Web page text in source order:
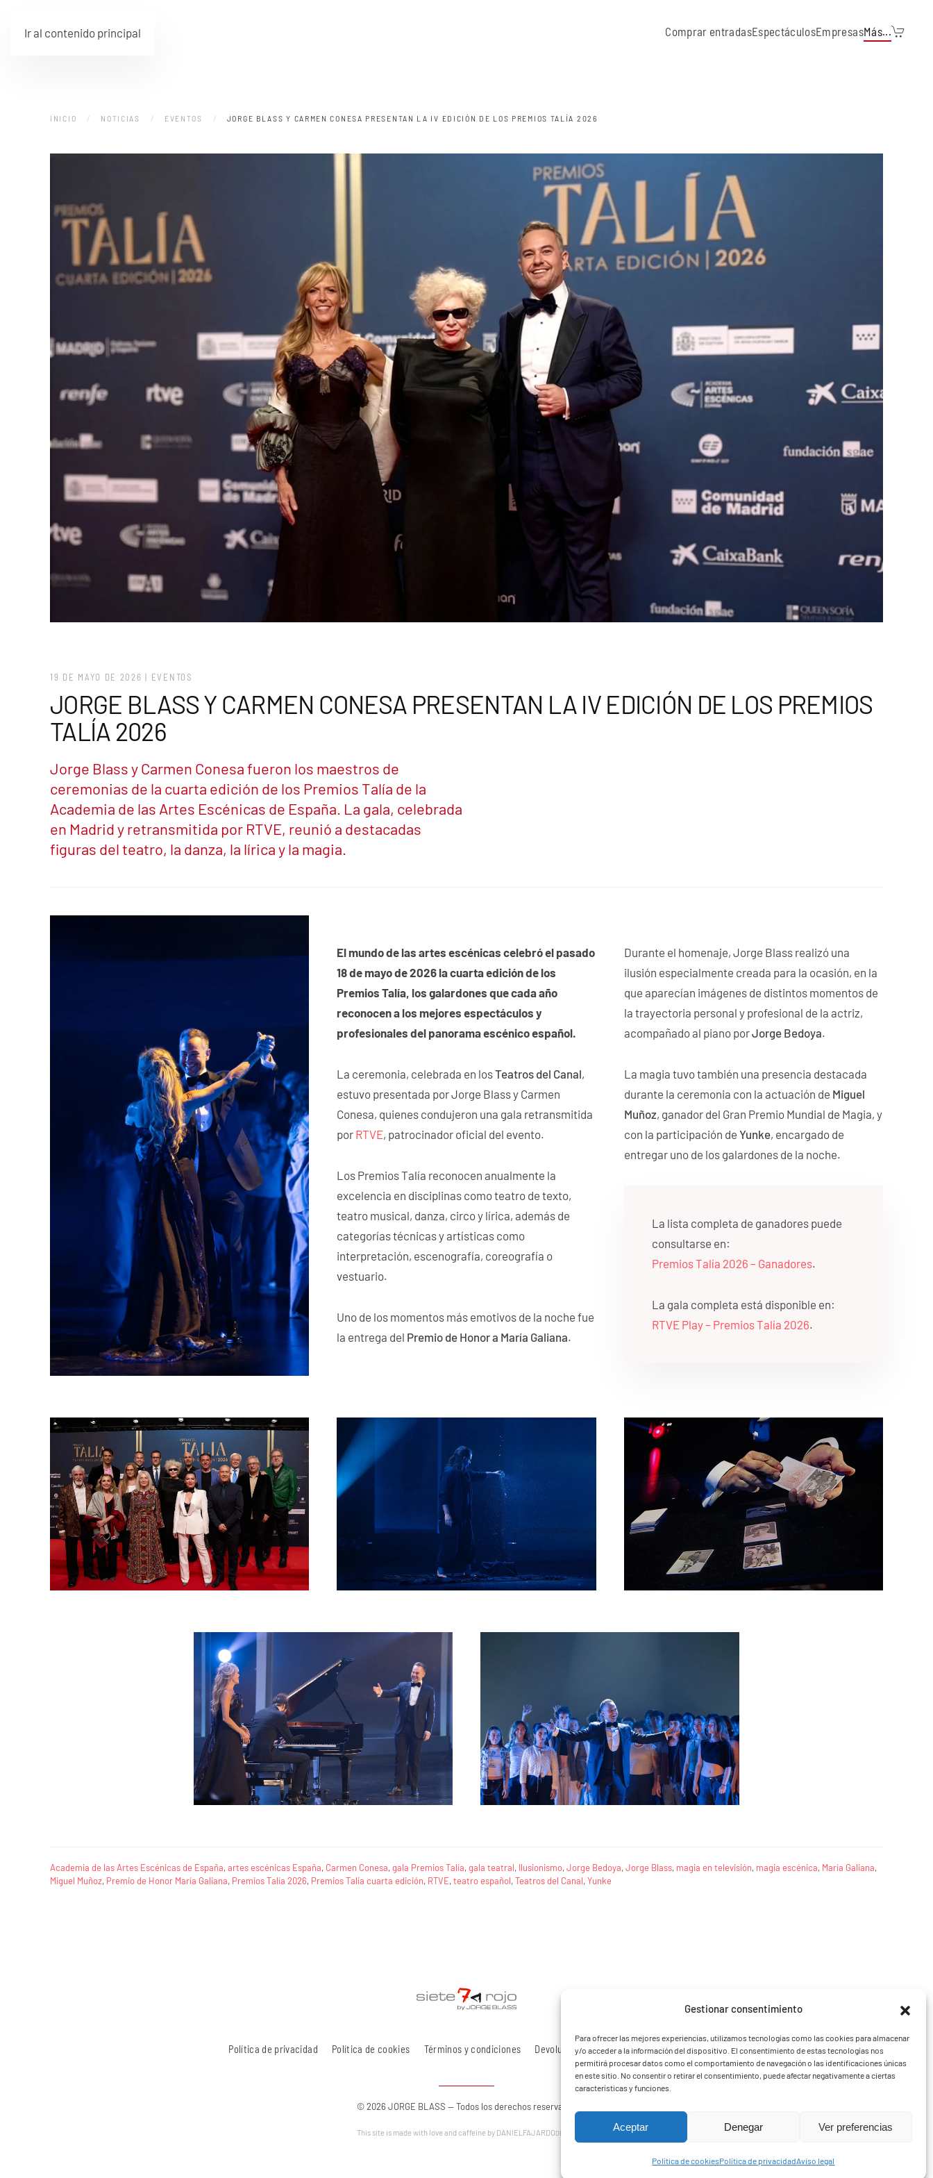
Gestionar consentimiento
Para ofrecer las mejores experiencias, utilizamos tecnologías como las cookies para almacenar
y/o acceder a la información del dispositivo. El consentimiento de estas tecnologías nos
permitirá procesar datos como el comportamiento de navegación o las identificaciones únicas
en este sitio. No consentir o retirar el consentimiento, puede afectar negativamente a ciertas
características y funciones.
Aceptar Denegar Ver preferencias
Política de cookiesPolítica de privacidadAviso legal
Ir al contenido principal Comprar entradasEspectáculosEmpresasMás...
INICIO NOTICIAS EVENTOS JORGE BLASS Y CARMEN CONESA PRESENTAN LA IV EDICIÓN DE LOS PREMIOS TALÍA 2026
19 DE MAYO DE 2026 EVENTOS
JORGE BLASS Y CARMEN CONESA PRESENTAN LA IV EDICIÓN DE LOS PREMIOS
TALÍA 2026
Jorge Blass y Carmen Conesa fueron los maestros de
ceremonias de la cuarta edición de los Premios Talía de la
Academia de las Artes Escénicas de España. La gala, celebrada
en Madrid y retransmitida por RTVE, reunió a destacadas
figuras del teatro, la danza, la lírica y la magia.
El mundo de las artes escénicas celebró el pasado
18 de mayo de 2026 la cuarta edición de los
Premios Talía, los galardones que cada año
reconocen a los mejores espectáculos y
profesionales del panorama escénico español.
La ceremonia, celebrada en losTeatros del Canal,
estuvo presentada por Jorge Blass y Carmen
Conesa, quienes condujeron una gala retransmitida
por RTVE, patrocinador oficial del evento.
Los Premios Talía reconocen anualmente la
excelencia en disciplinas como teatro de texto,
teatro musical, danza, circo y lírica, además de
categorías técnicas y artísticas como
interpretación, escenografía, coreografía o
vestuario.
Uno de los momentos más emotivos de la noche fue
la entrega del Premio de Honor a María Galiana.
Durante el homenaje, Jorge Blass realizó una
ilusión especialmente creada para la ocasión, en la
que aparecían imágenes de distintos momentos de
la trayectoria personal y profesional de la actriz,
acompañado al piano porJorge Bedoya.
La magia tuvo también una presencia destacada
durante la ceremonia con la actuación de Miguel
Muñoz, ganador del Gran Premio Mundial de Magia, y
con la participación de Yunke, encargado de
entregar uno de los galardones de la noche.
La lista completa de ganadores puede
consultarse en:
Premios Talía 2026 – Ganadores.
La gala completa está disponible en:
RTVE Play – Premios Talía 2026.
Academia de las Artes Escénicas de España,artes escénicas España, Carmen Conesa,gala Premios Talía,gala teatral, Ilusionismo,Jorge Bedoya,Jorge Blass, magia en televisión, magia escénica, María Galiana,
Miguel Muñoz, Premio de Honor María Galiana, Premios Talía 2026, Premios Talía cuarta edición, RTVE,teatro español,Teatros del Canal,Yunke
Política de privacidad Política de cookies Términos y condiciones Devoluciones y reembolsos Aviso legal
©2026 JORGE BLASS —Todos los derechos reservados
This site is made with love and caffeine by DANIELFAJARDODESIGN